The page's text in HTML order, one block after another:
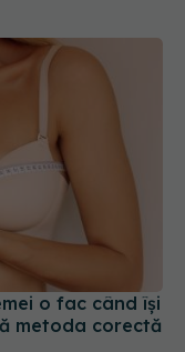
o fac când își
metoda corectă